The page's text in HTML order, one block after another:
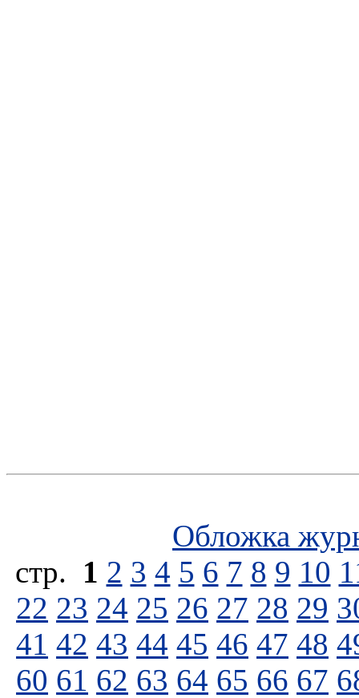
Обложка
стp. 1 2 3 4 5 6 7 8 9 10
22 23 24 25 26 27 28 29
41 42 43 44 45 46 47 48
60 61 62 63 64 65 66 67